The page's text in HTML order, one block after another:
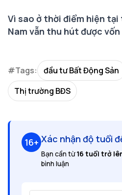
Vì sao ở thời điểm hiện
Nam vẫn thu hút được
#Tags: đầu tư Bất Động Sản
Thị trường BĐS
16+ Xác nhận độ tuổi
Bạn cần từ16 tuổi trở
bình luận